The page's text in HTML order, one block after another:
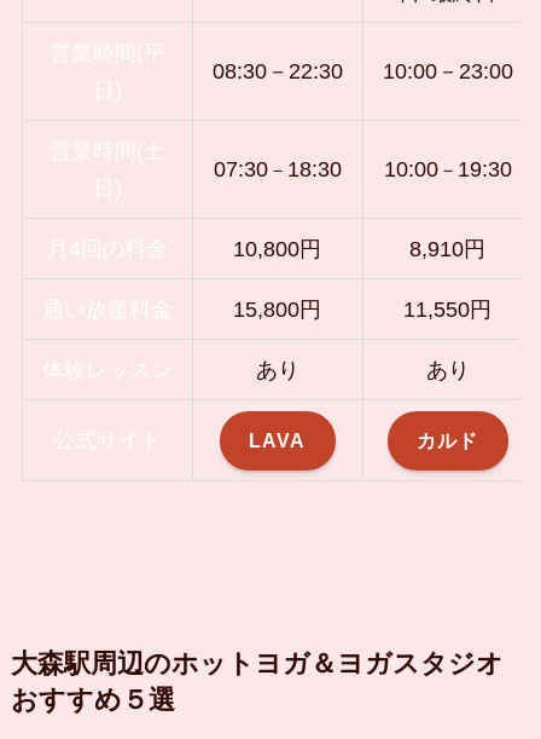
08:30－22:30 10:00－23:00
07:30－ 18:30 10:00－ 19:30
10,800円 8,910円
15,800円 11,550円
あり あり
LAVA カルド
大森駅周辺のホットヨガ＆ヨガスタジオ
おすすめ５選